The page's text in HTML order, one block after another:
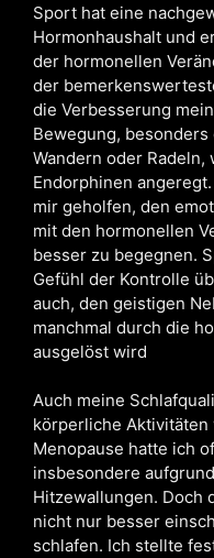
Sport hat eine
Hormonhaushalt und
der hormonellen
der
die Verbesserung
Bewegung,
Wandern oder
Endorphinen
mir geholfen, den
mit den hormonellen
besser zu begegnen.
Gefühl der Kontrolle
auch, den geistigen
manchmal durch die
ausgelöst wird
Auch meine
körperliche
Menopause hatte ich
insbesondere
Hitzewallungen. Doch
nicht nur besser
schlafen. Ich stellte